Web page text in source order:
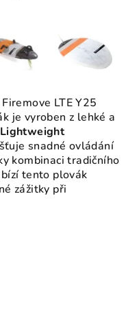
LTE Y25
je vyroben z lehké a
snadné ovládání
kombinaci tradičního
tento plovák
zážitky při